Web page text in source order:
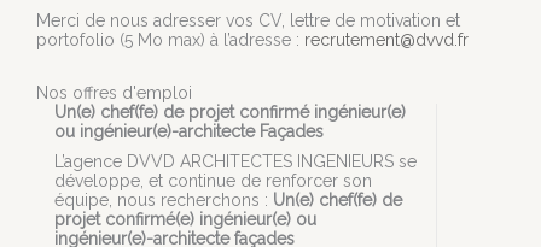
Merci de nous adresser vos CV, lettre de motivation et
portofolio (5 Mo max) à l’adresse : recrutement@dvvd.fr
Nos offres d'emploi
Un(e) chef(fe) de projet confirmé ingénieur(e)
ou ingénieur(e)-architecte Façades
L’agence DVVD ARCHITECTES INGENIEURS se
développe, et continue de renforcer son
équipe, nous recherchons : Un(e) chef(fe) de
projet confirmé(e) ingénieur(e) ou
ingénieur(e)-architecte façades